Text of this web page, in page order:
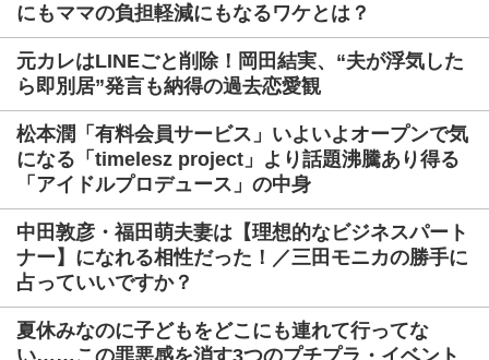
にもママの負担軽減にもなるワケとは？
元カレはLINEごと削除！岡田結実、“夫が浮気した
ら即別居”発言も納得の過去恋愛観
松本潤「有料会員サービス」いよいよオープンで気
になる「timelesz project」より話題沸騰あり得る
「アイドルプロデュース」の中身
中田敦彦・福田萌夫妻は【理想的なビジネスパート
ナー】になれる相性だった！／三田モニカの勝手に
占っていいですか？
夏休みなのに子どもをどこにも連れて行ってな
い……この罪悪感を消す3つのプチプラ・イベント